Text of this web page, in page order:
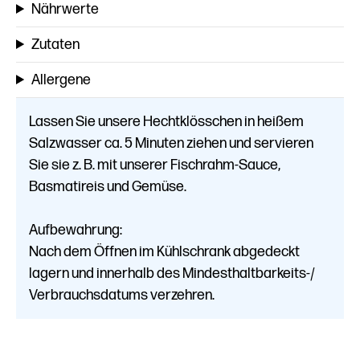
Nährwerte
Zutaten
Allergene
Lassen Sie unsere Hechtklösschen in heißem
Salzwasser ca. 5 Minuten ziehen und servieren
Sie sie z. B. mit unserer Fischrahm-Sauce,
Basmatireis und Gemüse.
Aufbewahrung:
Nach dem Öffnen im Kühlschrank abgedeckt
lagern und innerhalb des Mindesthaltbarkeits-/
Verbrauchsdatums verzehren.